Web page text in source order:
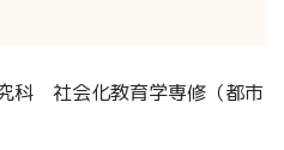
科 社会化教育学専修（都市